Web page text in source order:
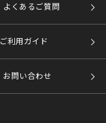
よくあるご質問
ご利用ガイド
お問い合わせ